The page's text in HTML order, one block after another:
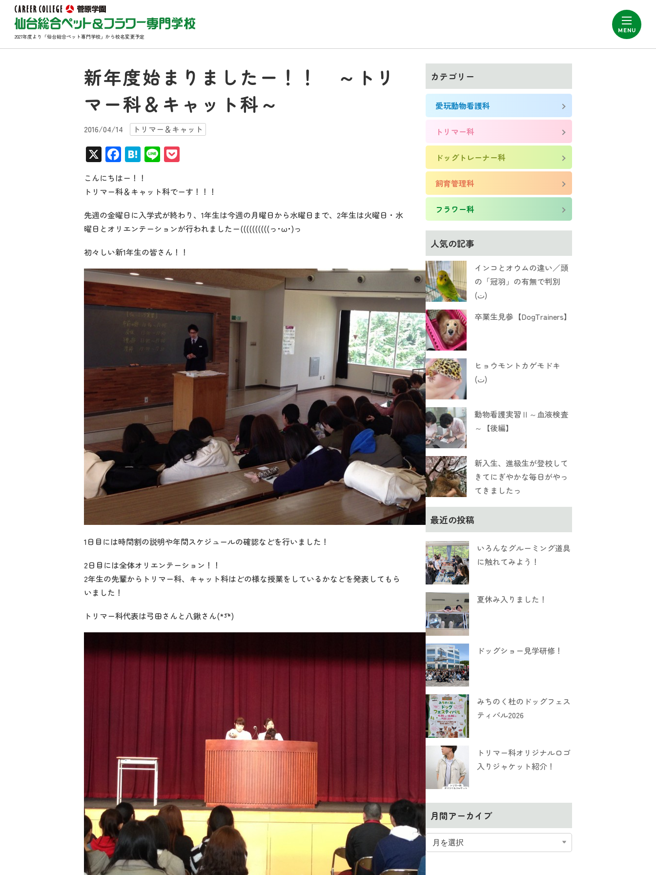
2027年度より「仙台総合ペット専門学校」から校名変更予定
新年度始まりましたー！！ ～トリ
マー科＆キャット科～
2016/04/14 トリマー＆キャット
X Facebook
Hatena
Line
こんにちはー！！
トリマー科＆キャット科でーす！！！
先週の金曜日に入学式が終わり、1年生は今週の月曜日から水曜日まで、2年生は火曜日・水
曜日とオリエンテーションが行われましたー((((((((((っ･ω･)っ
初々しい新1年生の皆さん！！
1日目には時間割の説明や年間スケジュールの確認などを行いました！
2日目には全体オリエンテーション！！
2年生の先輩からトリマー科、キャット科はどの様な授業をしているかなどを発表してもら
いました！
トリマー科代表は弓田さんと八鍬さん(*´³`*)
カテゴリー
愛玩動物看護科
トリマー科
ドッグトレーナー科
飼育管理科
フラワー科
人気の記事
インコとオウムの違い／頭
の「冠羽」の有無で判別
(ت)
卒業生見参【DogTrainers】
ヒョウモントカゲモドキ
(ت)
動物看護実習Ⅱ～血液検査
～【後編】
新入生、進級生が登校して
きてにぎやかな毎日がやっ
てきましたっ
最近の投稿
いろんなグルーミング道具
に触れてみよう！
夏休み入りました！
ドッグショー見学研修！
みちのく杜のドッグフェス
ティバル2026
トリマー科オリジナルロゴ
入りジャケット紹介！
月間アーカイブ